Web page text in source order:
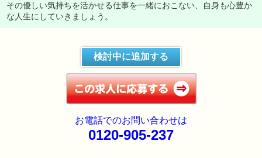
その優しい気持ちを活かせる仕事を一緒におこない、自身も心豊か
な人生にしていきましょう。
検討中に追加する
お電話でのお問い合わせは
0120-905-237